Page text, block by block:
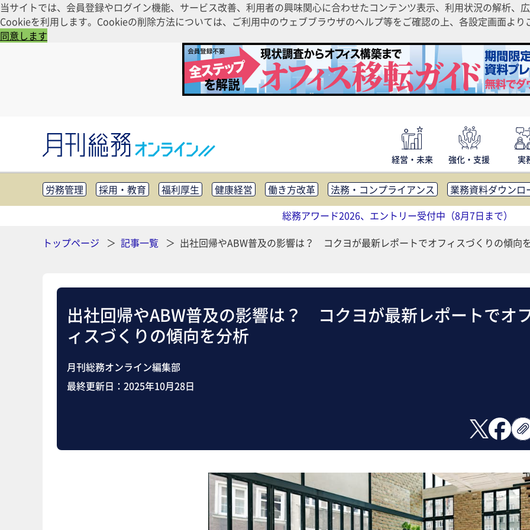
当サイトでは、会員登録やログイン機能、サービス改善、利用者の興味関心に合わせたコンテンツ表示、利用状況の解析、
Cookieを利用します。Cookieの削除方法については、ご利用中のウェブブラウザのヘルプ等をご確認の上、各設定画面よ
同意します
経営・未来 強化・支援 実
労務管理 採用・教育 福利厚生 健康経営 働き方改革 法務・コンプライアンス
業務資料ダウンロ
知財管理
リスクマネジメント・BCP 社外・社内広報 社外・社内コミュニケーション活性化
FM・オフ
助成金・補助金・コスト削減 アウトソーシング・BPO
調査・レ
総務アワード2026、エントリー受付中（8月7日まで）
トップページ
記事一覧 出社回帰やABW普及の影響は？ コクヨが最新レポートでオフィスづくりの傾向
出社回帰やABW普及の影響は？ コクヨが最新レポートでオ
ィスづくりの傾向を分析
月刊総務オンライン編集部
最終更新日： 2025年10月28日